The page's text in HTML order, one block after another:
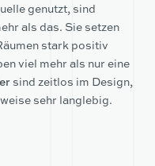
genutzt, sind
als das. Sie setzen
stark positiv
viel mehr als nur eine
sind zeitlos im Design,
sehr langlebig.